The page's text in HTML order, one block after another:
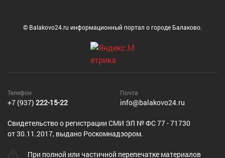
© Balakovo24.ru информационный портал о городе Балаково.
Телефон
+7 (937) 222-15-22
Почта
info@balakovo24.ru
Cвидетельство о регистрации СМИ ЭЛ № ФС 77 - 71730
от 30.11.2017, выдано Роскомнадзором.
При полной или частичной перепечатке материалов